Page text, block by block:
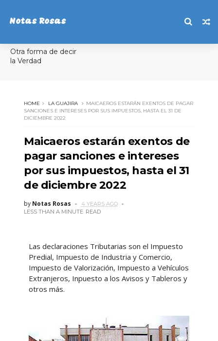
Notas Rosas
Otra forma de decir
la Verdad
HOME LA GUAJIRA
MAICAEROS ESTARÁN EXENTOS DE PAGAR
SANCIONES E INTERESES POR SUS IMPUESTOS, HASTA EL 31 DE
DICIEMBRE 2022
Maicaeros estarán exentos de
pagar sanciones e intereses
por sus impuestos, hasta el 31
de diciembre 2022
by Notas Rosas
4 YEARS AGO
LESS THAN A MINUTE READ
Las declaraciones Tributarias son el Impuesto
Predial, Impuesto de Industria y Comercio,
Impuesto de Valorización, Impuesto a Vehículos
Extranjeros, Inpuesto a los Avisos y Tableros y
otros más.